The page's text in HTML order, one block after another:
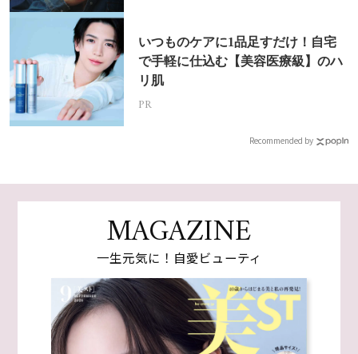
いつものケアに1品足すだけ！自宅
で手軽に仕込む【美容医療級】のハ
リ肌
PR
Recommended by
MAGAZINE
一生元気に！自愛ビューティ